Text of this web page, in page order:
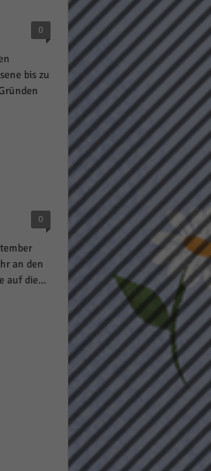
0
bis zu
0
an den
auf die...